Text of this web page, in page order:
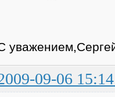
09-06